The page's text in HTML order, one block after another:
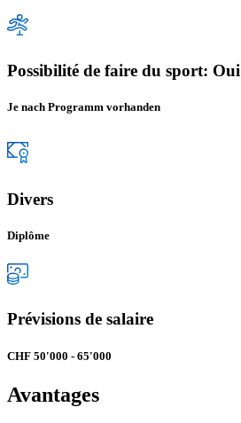
Possibilité de faire du sport: Oui
Je nach Programm vorhanden
Divers
Diplôme
Prévisions de salaire
CHF 50'000 - 65'000
Avantages